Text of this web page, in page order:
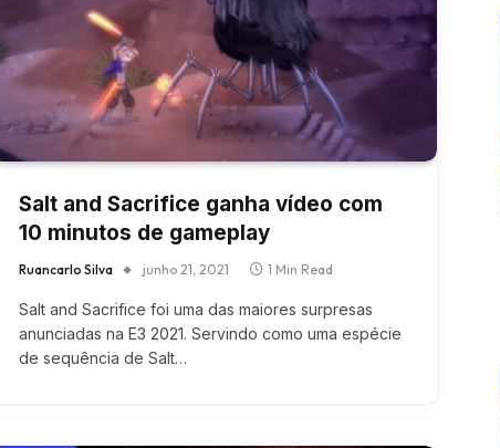
Salt and Sacrifice ganha vídeo com
10 minutos de gameplay
Ruancarlo Silva junho 21, 2021 1 Min Read
Salt and Sacrifice foi uma das maiores surpresas
anunciadas na E3 2021. Servindo como uma espécie
de sequência de Salt…